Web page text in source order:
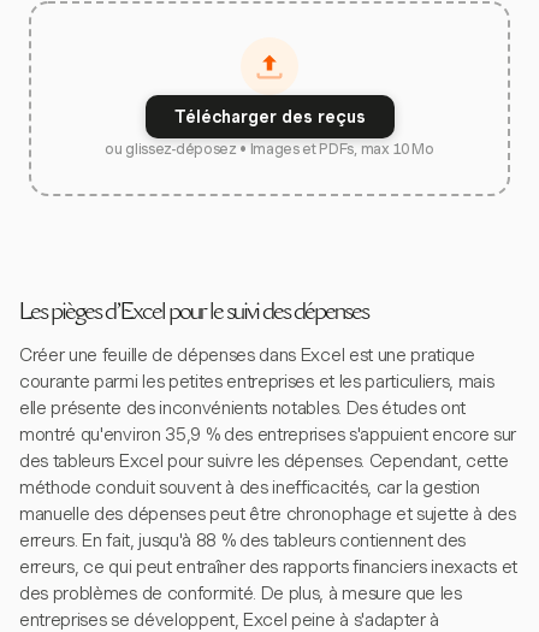
Télécharger des reçus
ou glissez-déposez • Images et PDFs, max 10 Mo
Les pièges d'Excel pour le suivi des dépenses
Créer une feuille de dépenses dans Excel est une pratique
courante parmi les petites entreprises et les particuliers, mais
elle présente des inconvénients notables. Des études ont
montré qu'environ 35,9 % des entreprises s'appuient encore sur
des tableurs Excel pour suivre les dépenses. Cependant, cette
méthode conduit souvent à des inefficacités, car la gestion
manuelle des dépenses peut être chronophage et sujette à des
erreurs. En fait, jusqu'à 88 % des tableurs contiennent des
erreurs, ce qui peut entraîner des rapports financiers inexacts et
des problèmes de conformité. De plus, à mesure que les
entreprises se développent, Excel peine à s'adapter à